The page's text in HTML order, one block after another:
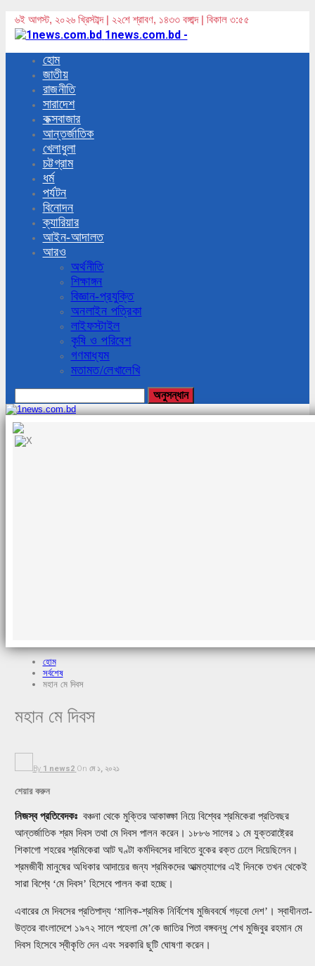
৬ই আগস্ট, ২০২৬ খ্রিস্টাব্দ | ২২শে শ্রাবণ, ১৪৩৩ বঙ্গাব্দ | বিকাল ৩:৫৫
1news.com.bd -
হোম
জাতীয়
রাজনীতি
সারাদেশ
কক্সবাজার
আন্তর্জাতিক
খেলাধুলা
চট্টগ্রাম
ধর্ম
পর্যটন
বিনোদন
ক্যারিয়ার
আইন-আদালত
আরও
অর্থনীতি
শিক্ষাঙ্গন
বিজ্ঞান-প্রযুক্তি
অনলাইন পত্রিকা
লাইফস্টাইল
কৃষি ও পরিবেশ
গণমাধ্যম
মতামত/লেখালেখি
হোম
সর্বশেষ
মহান মে দিবস
মহান মে দিবস
By 1 news2 On মে ১, ২০২১
শেয়ার করুন
নিজস্ব প্রতিবেদকঃ বঞ্চনা থেকে মুক্তির আকাঙ্ক্ষা নিয়ে বিশ্বের শ্রমিকেরা প্রতিবছর
আন্তর্জাতিক শ্রম দিবস তথা মে দিবস পালন করেন। ১৮৮৬ সালের ১ মে যুক্তরাষ্ট্রের
শিকাগো শহরের শ্রমিকেরা আট ঘণ্টা কর্মদিবসের দাবিতে বুকের রক্ত ঢেলে দিয়েছিলেন।
শ্রমজীবী মানুষের অধিকার আদায়ের জন্য শ্রমিকদের আত্মত্যাগের এই দিনকে তখন থেকেই
সারা বিশ্বে ‘মে দিবস’ হিসেবে পালন করা হচ্ছে।
এবারের মে দিবসের প্রতিপাদ্য ‘মালিক-শ্রমিক নির্বিশেষ মুজিববর্ষে গড়বো দেশ’। স্বাধীনতা-
উত্তর বাংলাদেশে ১৯৭২ সালে পহেলা মে’কে জাতির পিতা বঙ্গবন্ধু শেখ মুজিবুর রহমান মে
দিবস হিসেবে স্বীকৃতি দেন এবং সরকারি ছুটি ঘোষণা করেন।